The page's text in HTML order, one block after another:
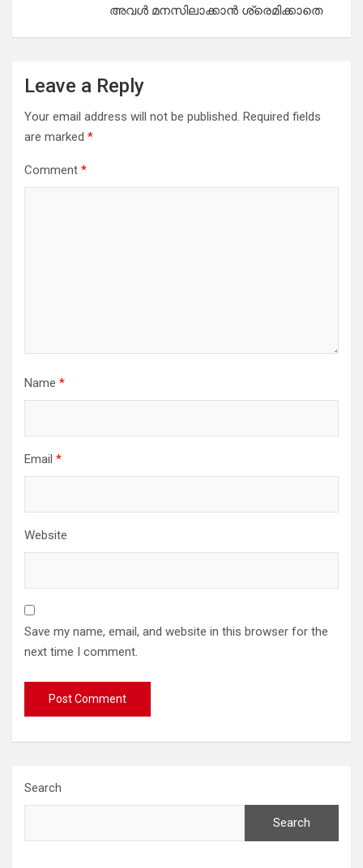
അവൾ മനസിലാക്കാൻ ശ്രെമിക്കാതെ
Leave a Reply
Your email address will not be published. Required fields
are marked *
Comment *
Name *
Email *
Website
Save my name, email, and website in this browser for the
next time I comment.
Search
Search